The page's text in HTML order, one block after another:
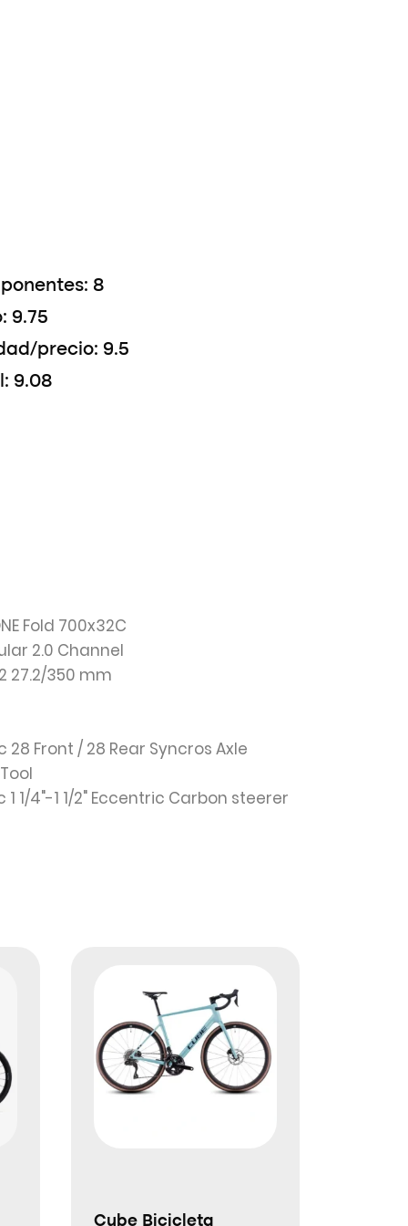
8
9.75
precio: 9.5
9.08
Fold 700x32C
2.0 Channel
27.2/350 mm
28 Front / 28 Rear Syncros Axle
1 1/4"-1 1/2" Eccentric Carbon steerer
Cube Bicicleta